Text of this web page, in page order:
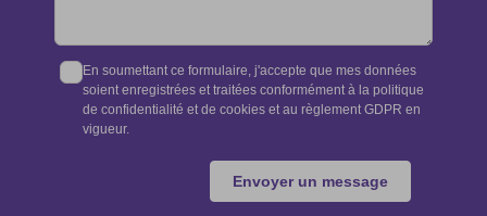
En soumettant ce formulaire, j'accepte que mes données
soient enregistrées et traitées conformément à la politique
de confidentialité et de cookies et au règlement GDPR en
vigueur.
Envoyer un message